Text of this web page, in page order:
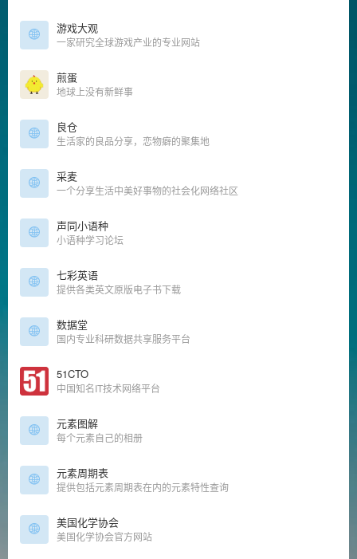
游戏大观
一家研究全球游戏产业的专业网站
煎蛋
地球上没有新鲜事
良仓
生活家的良品分享，恋物癖的聚集地
采麦
一个分享生活中美好事物的社会化网络社区
声同小语种
小语种学习论坛
七彩英语
提供各类英文原版电子书下载
数据堂
国内专业科研数据共享服务平台
51CTO
中国知名IT技术网络平台
元素图解
每个元素自己的相册
元素周期表
提供包括元素周期表在内的元素特性查询
美国化学协会
美国化学协会官方网站